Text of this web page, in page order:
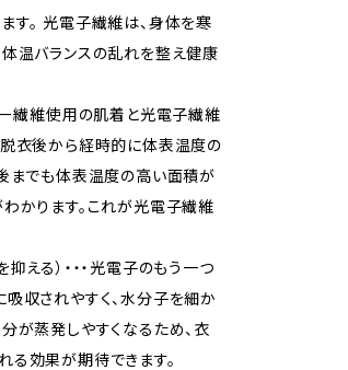
す。 光電子繊維は、身体を寒
温バランスの乱れを整え健康
ー繊維使用の肌着と光電子繊維
衣後から経時的に体表温度の
までも体表温度の高い面積が
かります。これが光電子繊維
える）・・・光電子のもう一つ
収されやすく、水分子を細か
が蒸発しやすくなるため、衣
る効果が期待できます。